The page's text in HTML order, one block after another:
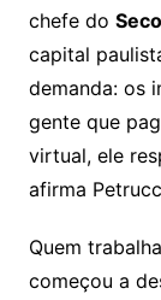
chefe do
capital
demanda: os
gente que
virtual, ele
afirma
Quem
começou a